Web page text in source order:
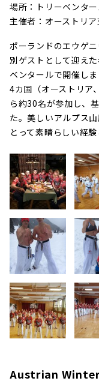
場所：トリーベンタ
主催者：オーストリ
ポーランドのエウゲ
別ゲストとして迎え
ベンタールで開催しま
4カ国（オーストリア
ら約30名が参加し、
た。美しいアルプス
とって素晴らしい経
Austrian